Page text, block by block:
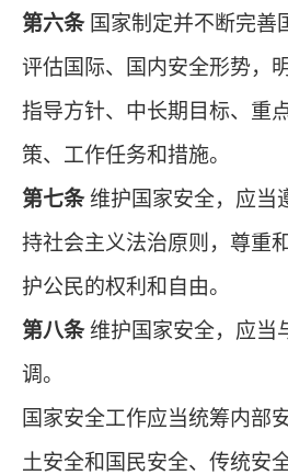
第六条国家制定并不断完善
评估国际、国内安全形势，
指导方针、中长期目标、重
策、工作任务和措施。
第七条维护国家安全，应当
持社会主义法治原则，尊重
护公民的权利和自由。
第八条维护国家安全，应当
调。
国家安全工作应当统筹内部
土安全和国民安全、传统安